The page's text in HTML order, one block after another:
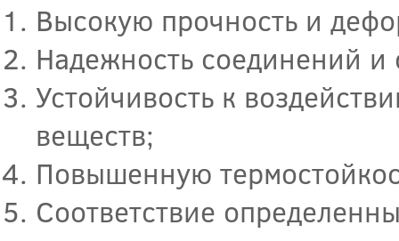
Высокую прочность и
Надежность соединений
Устойчивость к
веществ;
Повышенную
Соответствие